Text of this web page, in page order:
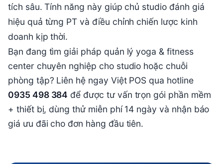
tích sâu. Tính năng này giúp chủ studio đánh giá
hiệu quả từng PT và điều chỉnh chiến lược kinh
doanh kịp thời.
Bạn đang tìm giải pháp quản lý yoga & fitness
center chuyên nghiệp cho studio hoặc chuỗi
phòng tập? Liên hệ ngay Việt POS qua hotline
0935 498 384 để được tư vấn trọn gói phần mềm
+ thiết bị, dùng thử miễn phí 14 ngày và nhận báo
giá ưu đãi cho đơn hàng đầu tiên.